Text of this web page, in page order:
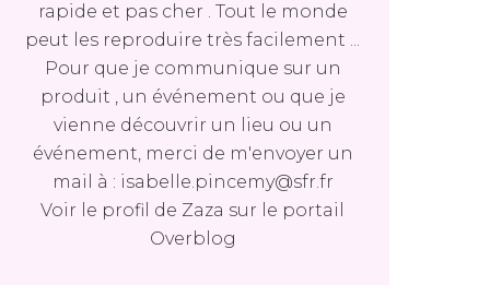
rapide et pas cher . Tout le monde
peut les reproduire très facilement ...
Pour que je communique sur un
produit , un événement ou que je
vienne découvrir un lieu ou un
événement, merci de m'envoyer un
mail à : isabelle.pincemy@sfr.fr
Voir le profil de Zaza sur le portail
Overblog